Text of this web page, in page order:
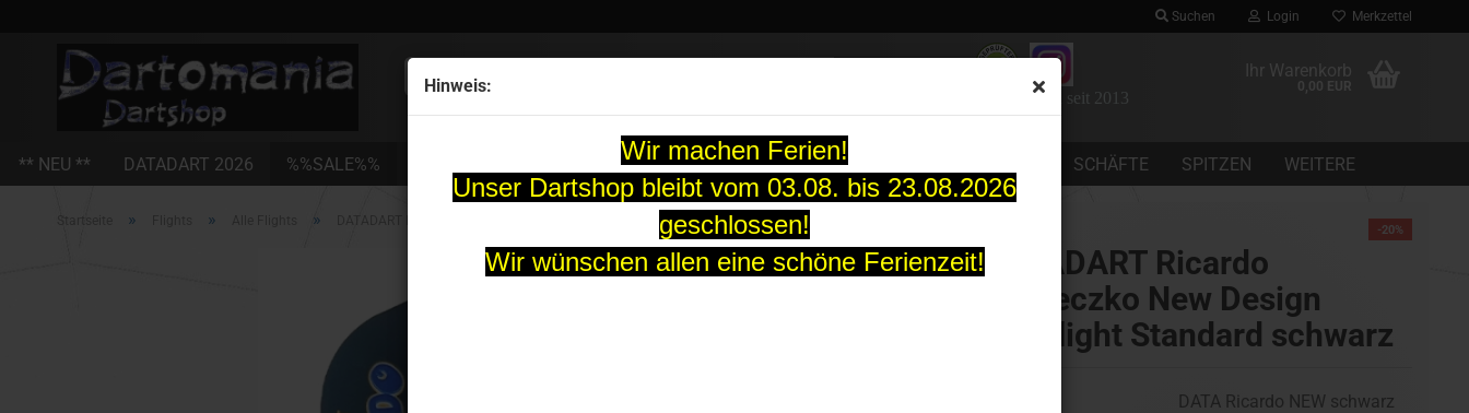
Hinweis:
Wir machen Ferien!
Unser Dartshop bleibt vom 03.08. bis 23.08.2026
geschlossen!
Wir wünschen allen eine schöne Ferienzeit!
Suchen Login Merkzettel
Alle
13 Jahre Dartomania seit 2013
Ihr Warenkorb
0,00 EUR
** NEU ** DATADART 2026 %%SALE%% SOFT-DARTS DARTBOARDS FLIGHTS SCHÄFTE SPITZEN WEITERE
» » » DATADART Ricardo Pietreczko New Design Dartflight Standard schwarz
-20%
DATADART Ricardo
Pietreczko New Design
Dartflight Standard schwarz
DATA Ricardo NEW schwarz